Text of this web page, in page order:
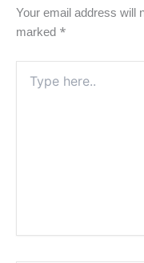
Your email address will
marked *
here..